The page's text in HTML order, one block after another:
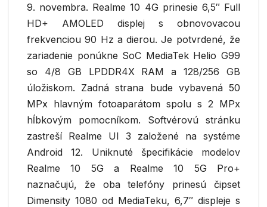
9. novembra. Realme 10 4G prinesie 6,5″ Full
HD+ AMOLED displej s obnovovacou
frekvenciou 90 Hz a dierou. Je potvrdené, že
zariadenie ponúkne SoC MediaTek Helio G99
so 4/8 GB LPDDR4X RAM a 128/256 GB
úložiskom. Zadná strana bude vybavená 50
MPx hlavným fotoaparátom spolu s 2 MPx
hĺbkovým pomocníkom. Softvérovú stránku
zastreší Realme UI 3 založené na systéme
Android 12. Uniknuté špecifikácie modelov
Realme 10 5G a Realme 10 5G Pro+
naznačujú, že oba telefóny prinesú čipset
Dimensity 1080 od MediaTeku, 6,7″ displeje s